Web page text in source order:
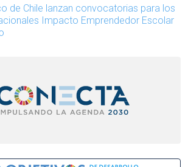
de Chile lanzan convocatorias para los
Impacto Emprendedor Escolar